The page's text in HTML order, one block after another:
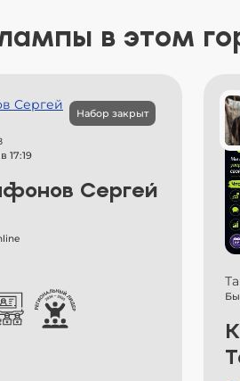
в этом
Набор закрыт
17:19
Сергей